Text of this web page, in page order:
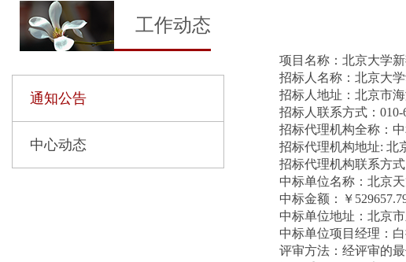
工作动态
通知公告
中心动态
项目名称： 北京大学
招标人名称： 北京大学
招标人地址： 北京市
招标人联系方式： 010-
招标代理机构全称：
招标代理机构地址: 北
招标代理机构联系方式
中标单位名称： 北京
中标金额：
￥
中标单位地址： 北京
中标单位项目经理：
评审方法： 经评审的最